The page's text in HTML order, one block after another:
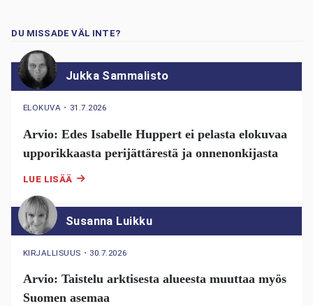
DU MISSADE VÄL INTE?
Jukka Sammalisto
ELOKUVA ・ 31.7.2026
Arvio: Edes Isabelle Huppert ei pelasta elokuvaa
upporikkaasta perijättärestä ja onnenonkijasta
LUE LISÄÄ
Susanna Luikku
KIRJALLISUUS ・ 30.7.2026
Arvio: Taistelu arktisesta alueesta muuttaa myös
Suomen asemaa